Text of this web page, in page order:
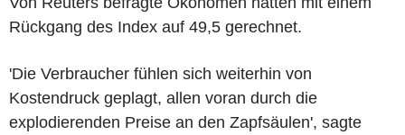
Rückgang des Index auf 49,5 gerechnet.
'Die Verbraucher fühlen sich weiterhin von
Kostendruck geplagt, allen voran durch die
explodierenden Preise an den Zapfsäulen', sagte